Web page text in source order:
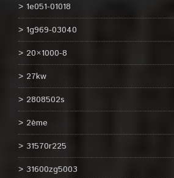
1e051-01018
1g969-03040
20×1000-8
27kw
2808502s
2ème
31570r225
31600zg5003